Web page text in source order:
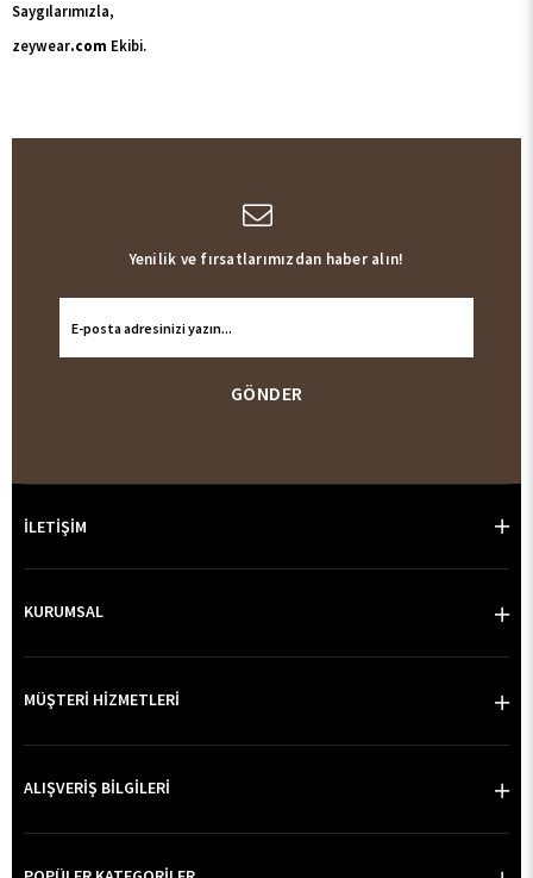
Saygılarımızla,
zeywear.com Ekibi.
Yenilik ve fırsatlarımızdan haber alın!
GÖNDER
İLETİŞİM
KURUMSAL
MÜŞTERİ HİZMETLERİ
ALIŞVERİŞ BİLGİLERİ